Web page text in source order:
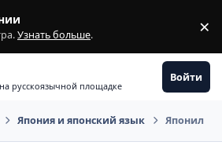
Узнать больше. ×
русскоязычной площадке
Войти
Япония и японский язык Японил